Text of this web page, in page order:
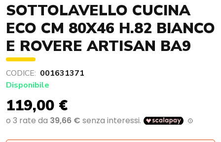
SOTTOLAVELLO CUCINA
ECO CM 80X46 H.82 BIANCO
E ROVERE ARTISAN BA9
CODICE: 001631371
Disponibile
119,00 €